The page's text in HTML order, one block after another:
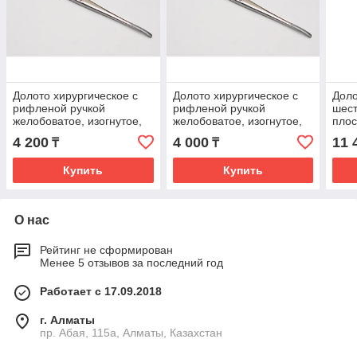
Долото хирургическое с
рифленой ручкой
желобоватое, изогнутое,
3мм *, (27-3465-03R)
4 200 ₸
Купить
Долото хирургическое с
рифленой ручкой
желобоватое, изогнутое,
4мм *, (27-3465-04R)
4 000₸
Купить
11
О нас
Рейтинг не сформирован
Менее 5 отзывов за последний год
Работает с 17.09.2018
г. Алматы
пр. Абая, 115а, Алматы, Казахстан